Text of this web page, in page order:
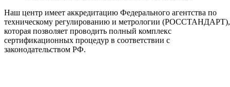
Наш центр имеет аккредитацию Федерального агентства по
техническому регулированию и метрологии (РОССТАНДАРТ),
которая позволяет проводить полный комплекс
сертификационных процедур в соответствии с
законодательством РФ.